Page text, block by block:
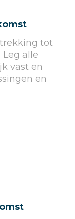
tot
alle
vast en
en